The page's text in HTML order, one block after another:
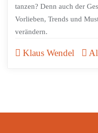
tanzen? Denn auch der
Vorlieben, Trends und
verändern.
Klaus Wendel